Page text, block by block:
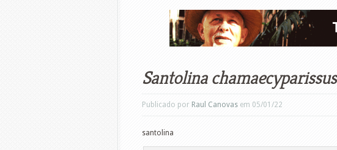
Santolina chamaecyparissus
Publicado por Raul Canovas em 05/01/22
santolina